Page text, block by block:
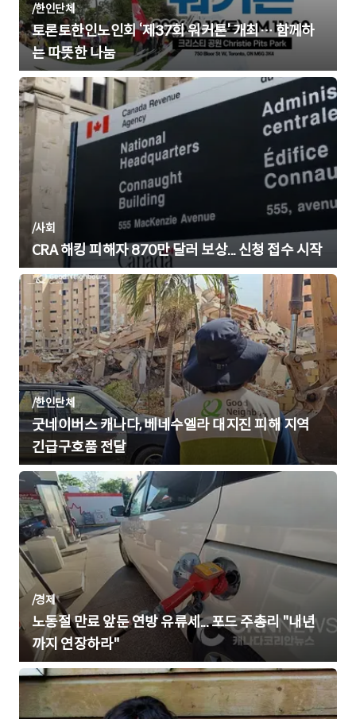
/한인단체
토론토한인노인회 ‘제37회 워커톤’ 개최… 함께하
는 따뜻한 나눔
/사회
CRA 해킹 피해자 870만 달러 보상... 신청 접수 시작
/한인단체
굿네이버스 캐나다, 베네수엘라 대지진 피해 지역
긴급구호품 전달
/경제
노동절 만료 앞둔 연방 유류세... 포드 주총리 "내년
까지 연장하라"